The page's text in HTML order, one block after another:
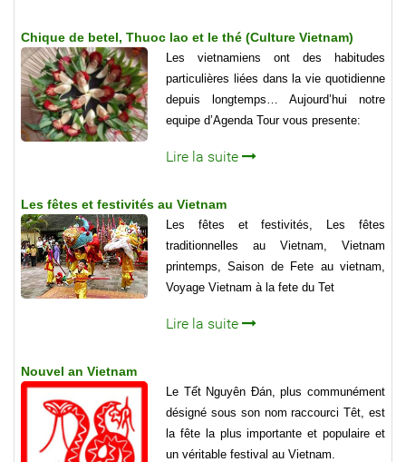
Chique de betel, Thuoc lao et le thé (Culture Vietnam)
Les vietnamiens ont des habitudes
particulières liées dans la vie quotidienne
depuis longtemps… Aujourd’hui notre
equipe d’Agenda Tour vous presente:
Lire la suite
Les fêtes et festivités au Vietnam
Les fêtes et festivités, Les fêtes
traditionnelles au Vietnam, Vietnam
printemps, Saison de Fete au vietnam,
Voyage Vietnam à la fete du Tet
Lire la suite
Nouvel an Vietnam
Le Tết Nguyên Đán, plus communément
désigné sous son nom raccourci Têt, est
la fête la plus importante et populaire et
un véritable festival au Vietnam.